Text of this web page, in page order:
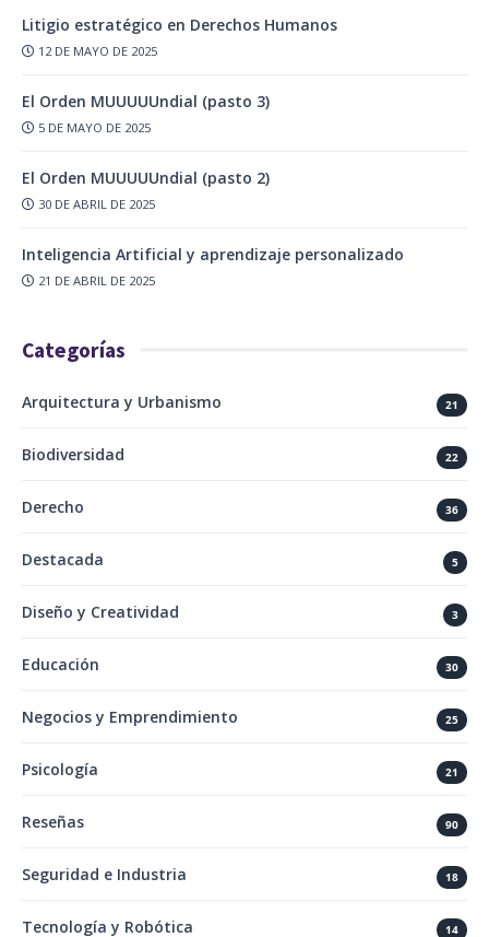
Litigio estratégico en Derechos Humanos
12 DE MAYO DE 2025
El Orden MUUUUUndial (pasto 3)
5 DE MAYO DE 2025
El Orden MUUUUUndial (pasto 2)
30 DE ABRIL DE 2025
Inteligencia Artificial y aprendizaje personalizado
21 DE ABRIL DE 2025
Categorías
Arquitectura y Urbanismo 21
Biodiversidad 22
Derecho 36
Destacada 5
Diseño y Creatividad 3
Educación 30
Negocios y Emprendimiento 25
Psicología 21
Reseñas 90
Seguridad e Industria 18
Tecnología y Robótica 14